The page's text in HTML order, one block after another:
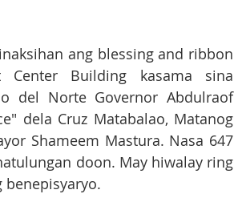
ang blessing and ribbon
Building kasama sina
del Norte Governor Abdulraof
dela Cruz Matabalao, Matanog
Shameem Mastura. Nasa 647
doon. May hiwalay ring
benepisyaryo.